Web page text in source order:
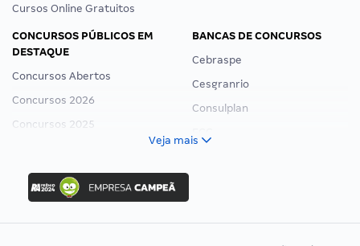
Cursos Online Gratuitos
CONCURSOS PÚBLICOS EM
DESTAQUE
Concursos Abertos
Concursos 2026
Concursos 2025
Concurso Ibama
Concurso MPU
Editais publicados
BANCAS DE CONCURSOS
Cebraspe
Cesgranrio
Consulplan
Veja mais